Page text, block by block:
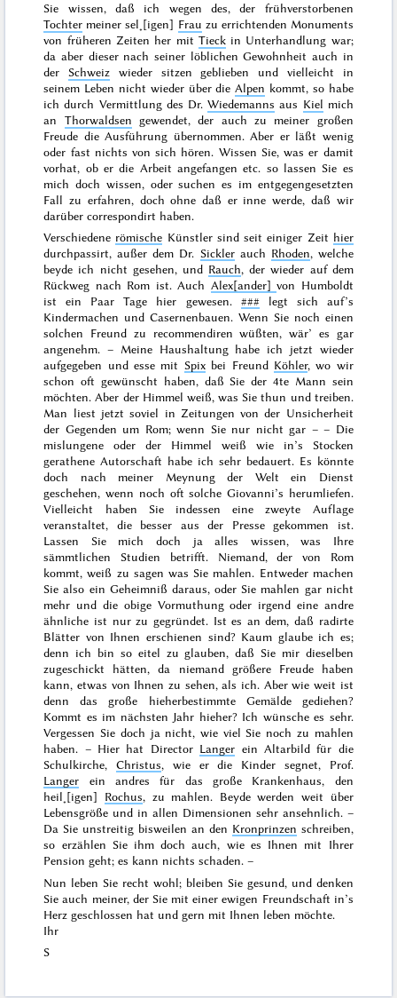
Sie wissen, daß ich wegen des, der frühverstorbenen
Tochter meiner sel˖[igen] Frau zu errichtenden Monuments
von früheren Zeiten her mit Tieckin Unterhandlung war;
da aber dieser nach seiner löblichen Gewohnheit auch in
derSchweiz wieder sitzen geblieben und vielleicht in
seinem Leben nicht wieder über dieAlpen kommt, so habe
ich durch Vermittlung des Dr.Wiedemanns aus Kiel mich
an Thorwaldsen gewendet, der auch zu meiner großen
Freude die Ausführung übernommen. Aber er läßt wenig
oder fast nichts von sich hören. Wissen Sie, was er damit
vorhat, ob er die Arbeit angefangen etc. so lassen Sie es
mich doch wissen, oder suchen es im entgegengesetzten
Fall zu erfahren, doch ohne daß er inne werde, daß wir
darüber correspondirt haben.
Verschiedene römische Künstler sind seit einiger Zeit hier
durchpassirt, außer dem Dr. Sicklerauch Rhoden, welche
beyde ich nicht gesehen, und Rauch, der wieder auf dem
Rückweg nach Rom ist. Auch Alex[ander]von Humboldt
ist ein Paar Tage hier gewesen. ###legt sich auf’s
Kindermachen und Casernenbauen. Wenn Sie noch einen
solchen Freund zu recommendiren wüßten, wär’ es gar
angenehm. – Meine Haushaltung habe ich jetzt wieder
aufgegeben und esse mit Spixbei Freund Köhler, wo wir
schon oft gewünscht haben, daß Sie der 4te Mann sein
möchten. Aber der Himmel weiß, was Sie thun und treiben.
Man liest jetzt soviel in Zeitungen von der Unsicherheit
der Gegenden um Rom; wenn Sie nur nicht gar – – Die
mislungene oder der Himmel weiß wie in’s Stocken
gerathene Autorschaft habe ich sehr bedauert. Es könnte
doch nach meiner Meynung der Welt ein Dienst
geschehen, wenn noch oft solche Giovanni’s herumliefen.
Vielleicht haben Sie indessen eine zweyte Auflage
veranstaltet, die besser aus der Presse gekommen ist.
Lassen Sie mich doch ja alles wissen, was Ihre
sämmtlichen Studien betrifft. Niemand, der von Rom
kommt, weiß zu sagen was Sie mahlen. Entweder machen
Sie also ein Geheimniß daraus, oder Sie mahlen gar nicht
mehr und die obige Vormuthung oder irgend eine andre
ähnliche ist nur zu gegründet. Ist es an dem, daß radirte
Blätter von Ihnen erschienen sind? Kaum glaube ich es;
denn ich bin so eitel zu glauben, daß Sie mir dieselben
zugeschickt hätten, da niemand größere Freude haben
kann, etwas von Ihnen zu sehen, als ich. Aber wie weit ist
denn das große hieherbestimmte Gemälde gediehen?
Kommt es im nächsten Jahr hieher? Ich wünsche es sehr.
Vergessen Sie doch ja nicht, wie viel Sie noch zu mahlen
haben. – Hier hat Director Langer ein Altarbild für die
Schulkirche,Christus, wie er die Kinder segnet, Prof.
Langer ein andres für das große Krankenhaus, den
heil˖[igen] Rochus, zu mahlen. Beyde werden weit über
Lebensgröße und in allen Dimensionen sehr ansehnlich. –
Da Sie unstreitig bisweilen an den Kronprinzen schreiben,
so erzählen Sie ihm doch auch, wie es Ihnen mit Ihrer
Pension geht; es kann nichts schaden. –
Nun leben Sie recht wohl; bleiben Sie gesund, und denken
Sie auch meiner, der Sie mit einer ewigen Freundschaft in’s
Herz geschlossen hat und gern mit Ihnen leben möchte.
Ihr
S